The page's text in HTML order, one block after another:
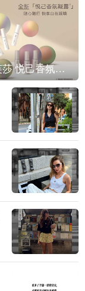
IPSA茵芙莎 悦己香氛凝露上市